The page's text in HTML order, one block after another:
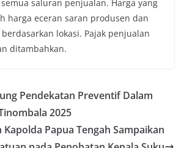
saluran penjualan. Harga yang
harga eceran saran produsen dan
lokasi. Pajak penjualan
ditambahkan.
Pendekatan Preventif Dalam
2025
Papua Tengah Sampaikan